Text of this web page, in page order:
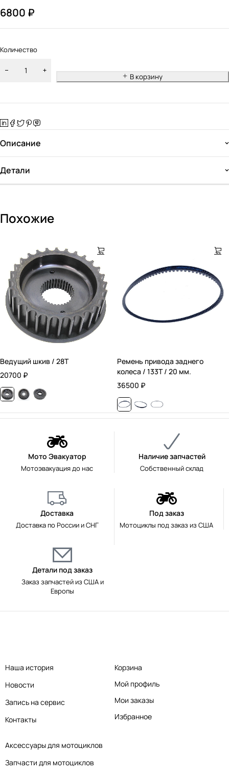
6800 ₽
Количество
В корзину
Описание
Детали
Похожие
Ведущий шкив / 28T
20700 ₽
Ремень привода заднего
колеса / 133T / 20 мм.
36500 ₽
Мото Эвакуатор
Мотоэвакуация до нас
Наличие запчастей
Собственный склад
Доставка
Доставка по России и СНГ
Под заказ
Мотоциклы под заказ из США
Детали под заказ
Заказ запчастей из США и
Европы
Аксессуары для мотоциклов
Запчасти для мотоциклов
Наша история
Новости
Запись на сервис
Контакты
Корзина
Мой профиль
Мои заказы
Избранное